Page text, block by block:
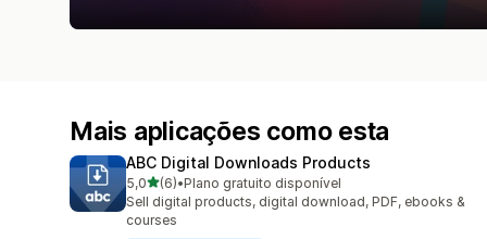
Mais aplicações como esta
ABC Digital Downloads Products
5,0de 5 estrelas
(6)
6 total de avaliações
•Plano gratuito disponível
Sell digital products, digital download, PDF, ebooks &
courses